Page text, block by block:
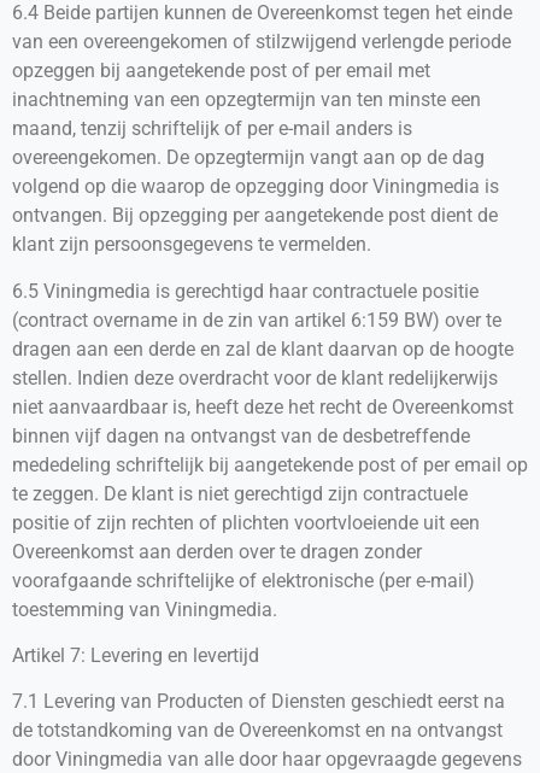
6.4 Beide partijen kunnen de Overeenkomst tegen het einde
van een overeengekomen of stilzwijgend verlengde periode
opzeggen bij aangetekende post of per email met
inachtneming van een opzegtermijn van ten minste een
maand, tenzij schriftelijk of per e-mail anders is
overeengekomen. De opzegtermijn vangt aan op de dag
volgend op die waarop de opzegging door Viningmedia is
ontvangen. Bij opzegging per aangetekende post dient de
klant zijn persoonsgegevens te vermelden.
6.5 Viningmedia is gerechtigd haar contractuele positie
(contract overname in de zin van artikel 6:159 BW) over te
dragen aan een derde en zal de klant daarvan op de hoogte
stellen. Indien deze overdracht voor de klant redelijkerwijs
niet aanvaardbaar is, heeft deze het recht de Overeenkomst
binnen vijf dagen na ontvangst van de desbetreffende
mededeling schriftelijk bij aangetekende post of per email op
te zeggen. De klant is niet gerechtigd zijn contractuele
positie of zijn rechten of plichten voortvloeiende uit een
Overeenkomst aan derden over te dragen zonder
voorafgaande schriftelijke of elektronische (per e-mail)
toestemming van Viningmedia.
Artikel 7: Levering en levertijd
7.1 Levering van Producten of Diensten geschiedt eerst na
de totstandkoming van de Overeenkomst en na ontvangst
door Viningmedia van alle door haar opgevraagde gegevens